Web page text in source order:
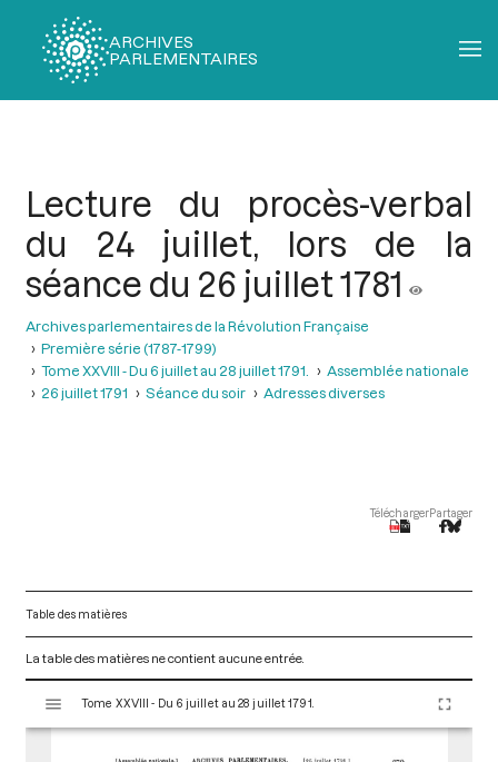
ARCHIVES
PARLEMENTAIRES
Lecture du procès-verbal
du 24 juillet, lors de la
séance du 26 juillet 1781
Archives parlementaires de la Révolution Française
Première série (1787-1799)
Tome XXVIII - Du 6 juillet au 28 juillet 1791.
Assemblée nationale
26 juillet 1791
Séance du soir Adresses diverses
TéléchargerPartager
Table des matières
La table des matières ne contient aucune entrée.
s
Tome XXVIII - Du 6 juillet au 28 juillet 1791.